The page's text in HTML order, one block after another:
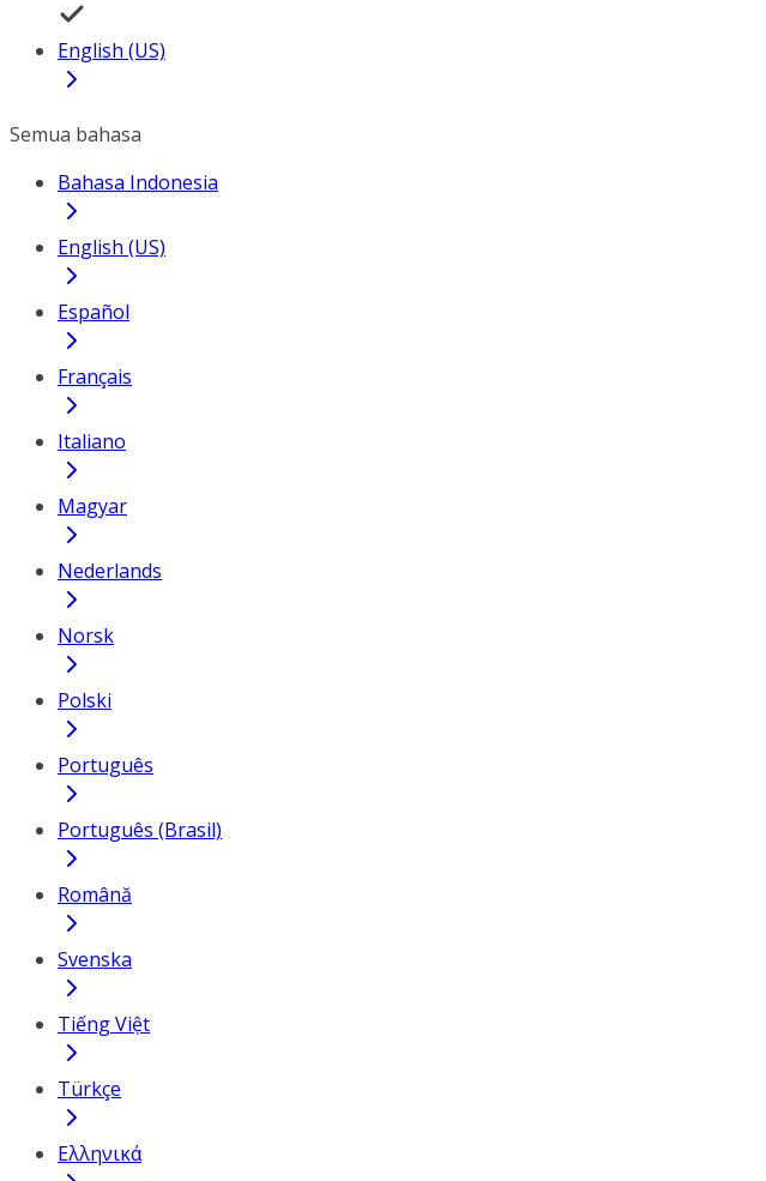
English (US)
Semua bahasa
Bahasa Indonesia
English (US)
Español
Français
Italiano
Magyar
Nederlands
Norsk
Polski
Português
Português (Brasil)
Română
Svenska
Tiếng Việt
Türkçe
Ελληνικά